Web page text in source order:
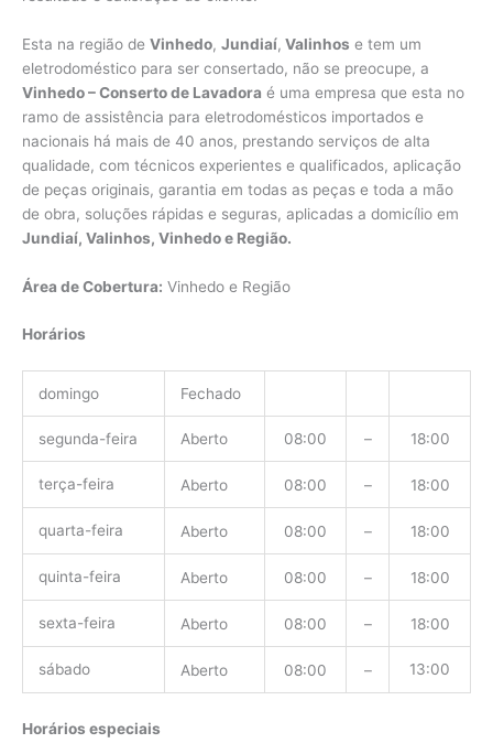
Esta na região de Vinhedo, Jundiaí, Valinhos e tem um
eletrodoméstico para ser consertado, não se preocupe, a
Vinhedo – Conserto de Lavadora é uma empresa que esta no
ramo de assistência para eletrodomésticos importados e
nacionais há mais de 40 anos, prestando serviços de alta
qualidade, com técnicos experientes e qualificados, aplicação
de peças originais, garantia em todas as peças e toda a mão
de obra, soluções rápidas e seguras, aplicadas a domicílio em
Jundiaí, Valinhos, Vinhedo e Região.
Área de Cobertura: Vinhedo e Região
Horários
domingo Fechado
segunda-feira Aberto 08:00 – 18:00
terça-feira Aberto 08:00 – 18:00
quarta-feira Aberto 08:00 – 18:00
quinta-feira Aberto 08:00 – 18:00
sexta-feira Aberto 08:00 – 18:00
sábado Aberto 08:00 – 13:00
Horários especiais